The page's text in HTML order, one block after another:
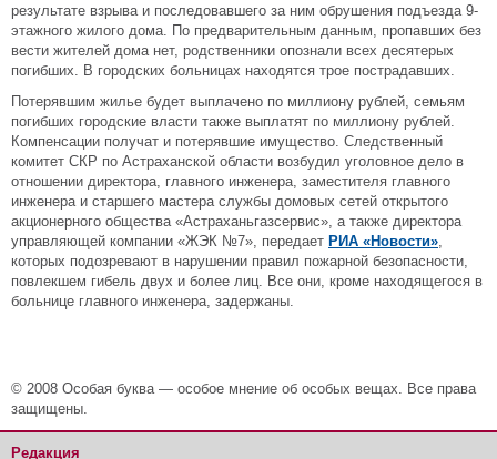
результате взрыва и последовавшего за ним обрушения подъезда 9-
этажного жилого дома. По предварительным данным, пропавших без
вести жителей дома нет, родственники опознали всех десятерых
погибших. В городских больницах находятся трое пострадавших.
Потерявшим жилье будет выплачено по миллиону рублей, семьям
погибших городские власти также выплатят по миллиону рублей.
Компенсации получат и потерявшие имущество. Следственный
комитет СКР по Астраханской области возбудил уголовное дело в
отношении директора, главного инженера, заместителя главного
инженера и старшего мастера службы домовых сетей открытого
акционерного общества «Астраханьгазсервис», а также директора
управляющей компании «ЖЭК №7», передает РИА «Новости»,
которых подозревают в нарушении правил пожарной безопасности,
повлекшем гибель двух и более лиц. Все они, кроме находящегося в
больнице главного инженера, задержаны.
© 2008 Особая буква — особое мнение об особых вещах. Все права
защищены.
Редакция